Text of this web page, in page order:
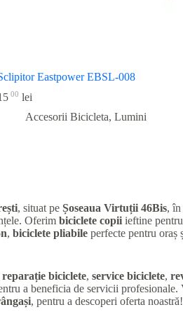
Eastpower EBSL-008
00 lei
Accesorii Bicicleta, Lumini
, situat pe Șoseaua Virtuții 46Bis, în
Oferim biciclete copii ieftine
, biciclete pliabile perfecte pentru oraș
reparație biciclete, service biciclete,
a beneficia de servicii profesionale.
, pentru a descoperi oferta noastră!